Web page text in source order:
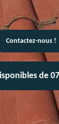
Contactez-nous !
de